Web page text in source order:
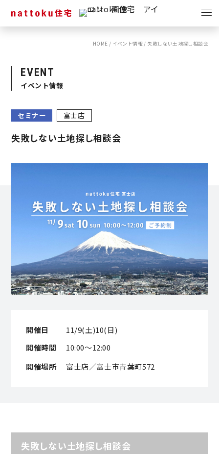
キャンペーン
ショールーム
モデルハウス
スタッフブログ
営業時間／10:00～20:00 定休日／年末年始
タップで電話をかける
来店・見学予約
HOME / イベント情報 / 失敗しない土地探し相談会
EVENT
イベント情報
セミナー 富士店
失敗しない土地探し相談会
開催日
11/9(土)10(日)
開催時間
10:00～12:00
開催場所
富士店／富士市青葉町572
失敗しない土地探し相談会